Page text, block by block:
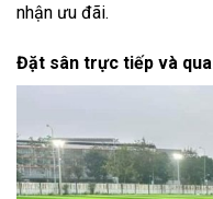
nhận ưu đãi.
Đặt sân trực tiếp và